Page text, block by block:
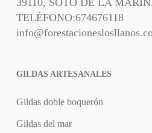
39110, SOTO DE LA
TELÉFONO:674676118
GILDAS ARTESANALES
Gildas doble boquerón
Gildas del mar